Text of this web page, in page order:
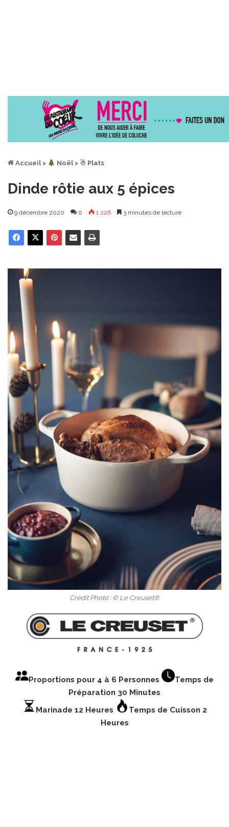
Accueil > ︎ Noël > ☃ Plats
Dinde rôtie aux 5 épices
9 décembre 2020 0 1 226 3 minutes de lecture
Crédit Photo : © Le Creuset®
Proportions pour 4 à 6 Personnes
Temps de
Préparation 30 Minutes
Marinade 12 Heures
Temps de Cuisson 2
Heures